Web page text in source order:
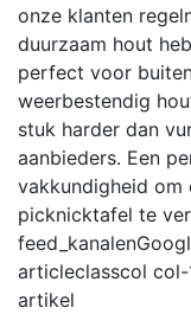
onze klanten
duurzaam hout
perfect voor
weerbestendig
stuk harder dan
aanbieders. Een
vakkundigheid om
picknicktafel te
feed_kanalen
articleclasscol
artikel